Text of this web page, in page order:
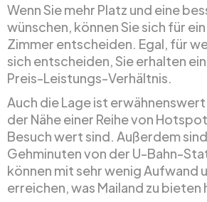
Wenn Sie mehr Platz und eine
wünschen, können Sie sich für
Zimmer entscheiden. Egal, für
sich entscheiden, Sie erhalten
Preis-Leistungs-Verhältnis.
Auch die Lage ist
der Nähe einer Reihe von
Besuch wert sind. Außerdem
Gehminuten von der U-Bahn-
können mit sehr wenig Aufwand
erreichen, was Mailand zu bieten